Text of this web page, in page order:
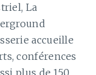
La
accueille
conférences
plus de 150